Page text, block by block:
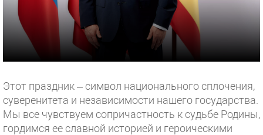
Этот праздник – символ национального сплочения,
суверенитета и независимости нашего государства.
Мы все чувствуем сопричастность к судьбе Родины,
гордимся ее славной историей и героическими